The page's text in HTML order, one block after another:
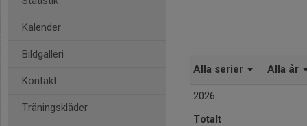
Kalender
Bildgalleri
Kontakt
Träningskläder
Alla serier Alla år
2026
Totalt